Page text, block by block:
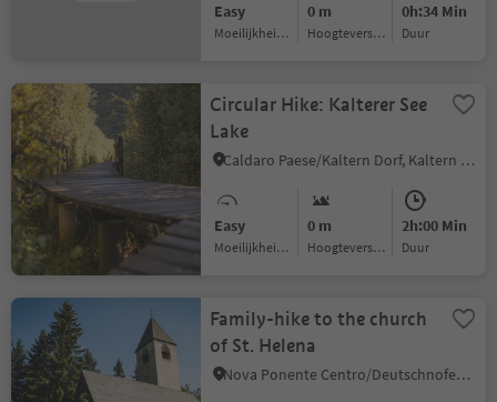
Easy
Moeilijkheidsgraad
0 m
Hoogteverschil
0h:34 Min
Duur
Circular Hike: Kalterer See
Lake
Caldaro Paese/Kaltern Dorf, Kaltern an der Weinstraße/Caldaro sulla Strada del Vino, Alto Adige Wine Road
Easy
Moeilijkheidsgraad
0 m
Hoogteverschil
2h:00 Min
Duur
Family-hike to the church
of St. Helena
Nova Ponente Centro/Deutschnofen Dorf, Deutschnofen/Nova Ponente, Dolomites Region Eggental